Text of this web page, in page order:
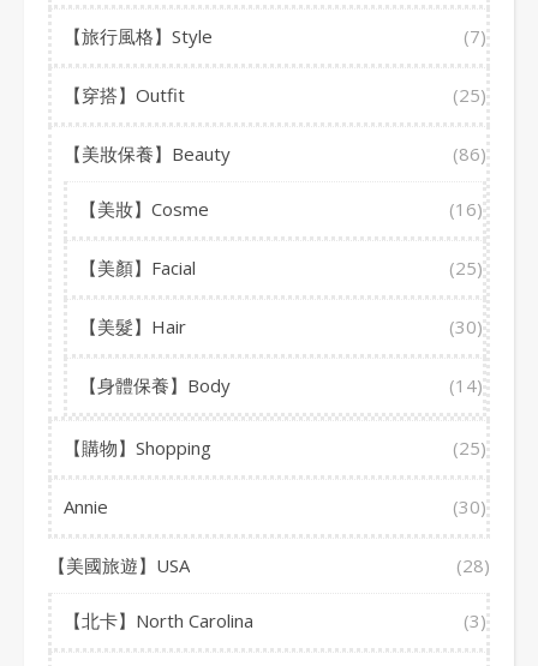
【旅行風格】Style (7)
【穿搭】Outfit (25)
【美妝保養】Beauty (86)
【美妝】Cosme (16)
【美顏】Facial (25)
【美髮】Hair (30)
【身體保養】Body (14)
【購物】Shopping (25)
Annie (30)
【美國旅遊】USA (28)
【北卡】North Carolina (3)